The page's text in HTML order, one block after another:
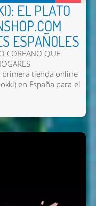
EL PLATO
ESPAÑOLES
COREANO QUE
primera tienda online
en España para el